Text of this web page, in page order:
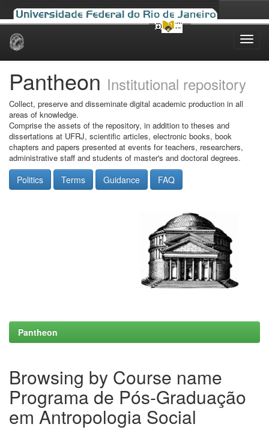
Skip
Pantheon Institutional repository
Collect, preserve and disseminate digital academic production in all
areas of knowledge.
Comprise the assets of the repository, in addition to theses and
dissertations at UFRJ, scientific articles, electronic books, book
chapters and papers presented at events for teachers, researchers,
administrative staff and students of master's and doctoral degrees.
Politics Terms Guidance FAQ
Pantheon
Browsing by Course name
Programa de Pós-Graduação
em Antropologia Social